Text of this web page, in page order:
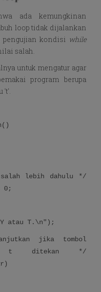
ada kemungkinan
loop tidak dijalankan
pengujian kondisi while
salah.
untuk mengatur agar
program berupa
't'.
lebih dahulu */
0;
atau T.\n");
jika tombol
t ditekan */